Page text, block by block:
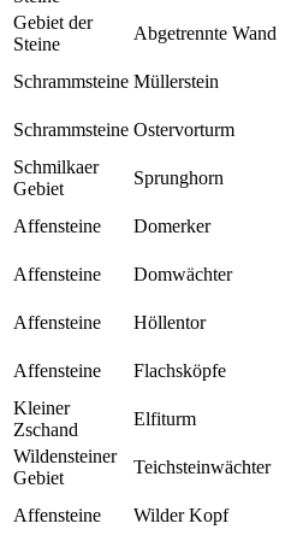
Gebiet der
Steine
Abgetrennte Wand
Schrammsteine Müllerstein
Schrammsteine Ostervorturm
Schmilkaer
Gebiet
Sprunghorn
Affensteine
Domerker
Affensteine
Domwächter
Affensteine
Höllentor
Affensteine
Flachsköpfe
Kleiner
Zschand
Elfiturm
Wildensteiner
Gebiet
Teichsteinwächter
Affensteine
Wilder Kopf